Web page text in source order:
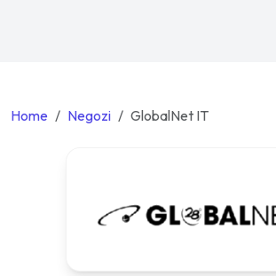
Home Negozi GlobalNet IT